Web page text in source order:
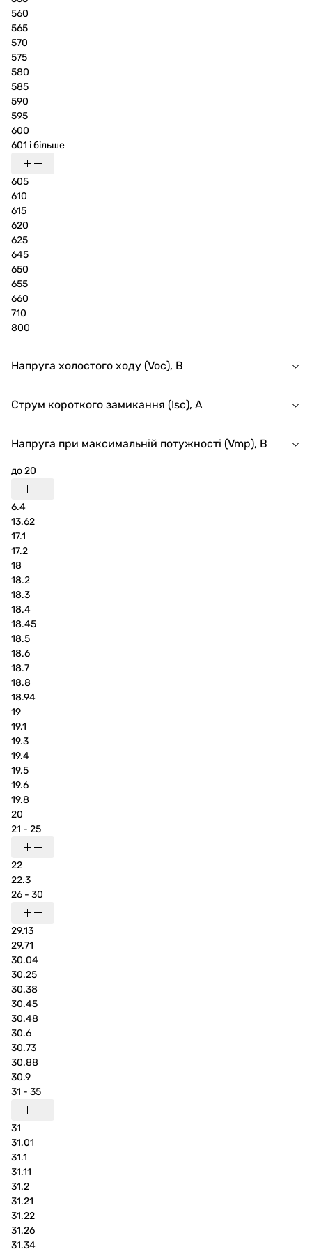
560
565
570
575
580
585
590
595
600
601 і більше
605
610
615
620
625
645
650
655
660
710
800
Напруга холостого ходу (Voc), В
Струм короткого замикання (Isc), А
Напруга при максимальній потужності (Vmp), В
до 20
6.4
13.62
17.1
17.2
18
18.2
18.3
18.4
18.45
18.5
18.6
18.7
18.8
18.94
19
19.1
19.3
19.4
19.5
19.6
19.8
20
21 - 25
22
22.3
26 - 30
29.13
29.71
30.04
30.25
30.38
30.45
30.48
30.6
30.73
30.88
30.9
31 - 35
31
31.01
31.1
31.11
31.2
31.21
31.22
31.26
31.34